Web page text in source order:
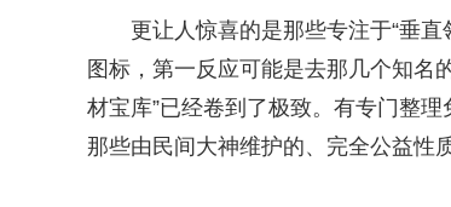
更让人惊喜的是那些专注于“垂
图标，第一反应可能是去那几个知名
材宝库”已经卷到了极致。有专门整
那些由民间大神维护的、完全公益性